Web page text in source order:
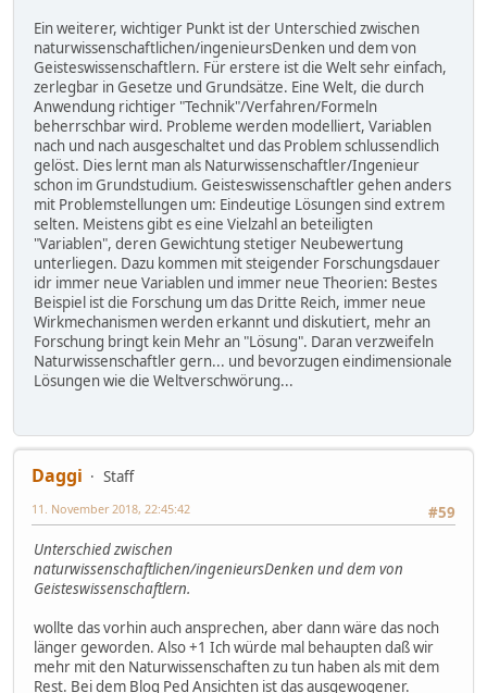
Ein weiterer, wichtiger Punkt ist der Unterschied zwischen
naturwissenschaftlichen/ingenieursDenken und dem von
Geisteswissenschaftlern. Für erstere ist die Welt sehr einfach,
zerlegbar in Gesetze und Grundsätze. Eine Welt, die durch
Anwendung richtiger "Technik"/Verfahren/Formeln
beherrschbar wird. Probleme werden modelliert, Variablen
nach und nach ausgeschaltet und das Problem schlussendlich
gelöst. Dies lernt man als Naturwissenschaftler/Ingenieur
schon im Grundstudium. Geisteswissenschaftler gehen anders
mit Problemstellungen um: Eindeutige Lösungen sind extrem
selten. Meistens gibt es eine Vielzahl an beteiligten
"Variablen", deren Gewichtung stetiger Neubewertung
unterliegen. Dazu kommen mit steigender Forschungsdauer
idr immer neue Variablen und immer neue Theorien: Bestes
Beispiel ist die Forschung um das Dritte Reich, immer neue
Wirkmechanismen werden erkannt und diskutiert, mehr an
Forschung bringt kein Mehr an "Lösung". Daran verzweifeln
Naturwissenschaftler gern... und bevorzugen eindimensionale
Lösungen wie die Weltverschwörung...
Daggi
Staff
#59
11. November 2018, 22:45:42
Unterschied zwischen
naturwissenschaftlichen/ingenieursDenken und dem von
Geisteswissenschaftlern.
wollte das vorhin auch ansprechen, aber dann wäre das noch
länger geworden. Also +1 Ich würde mal behaupten daß wir
mehr mit den Naturwissenschaften zu tun haben als mit dem
Rest. Bei dem Blog Ped Ansichten ist das ausgewogener.